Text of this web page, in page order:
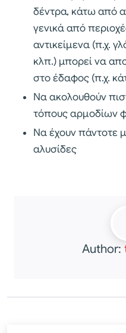
δέντρα, κάτω από
γενικά από
αντικείμενα (π.χ.
κλπ.) μπορεί να
στο έδαφος (π.χ.
Να ακολουθούν
τόπους αρμοδίων
Να έχουν πάντοτε
αλυσίδες
Author: